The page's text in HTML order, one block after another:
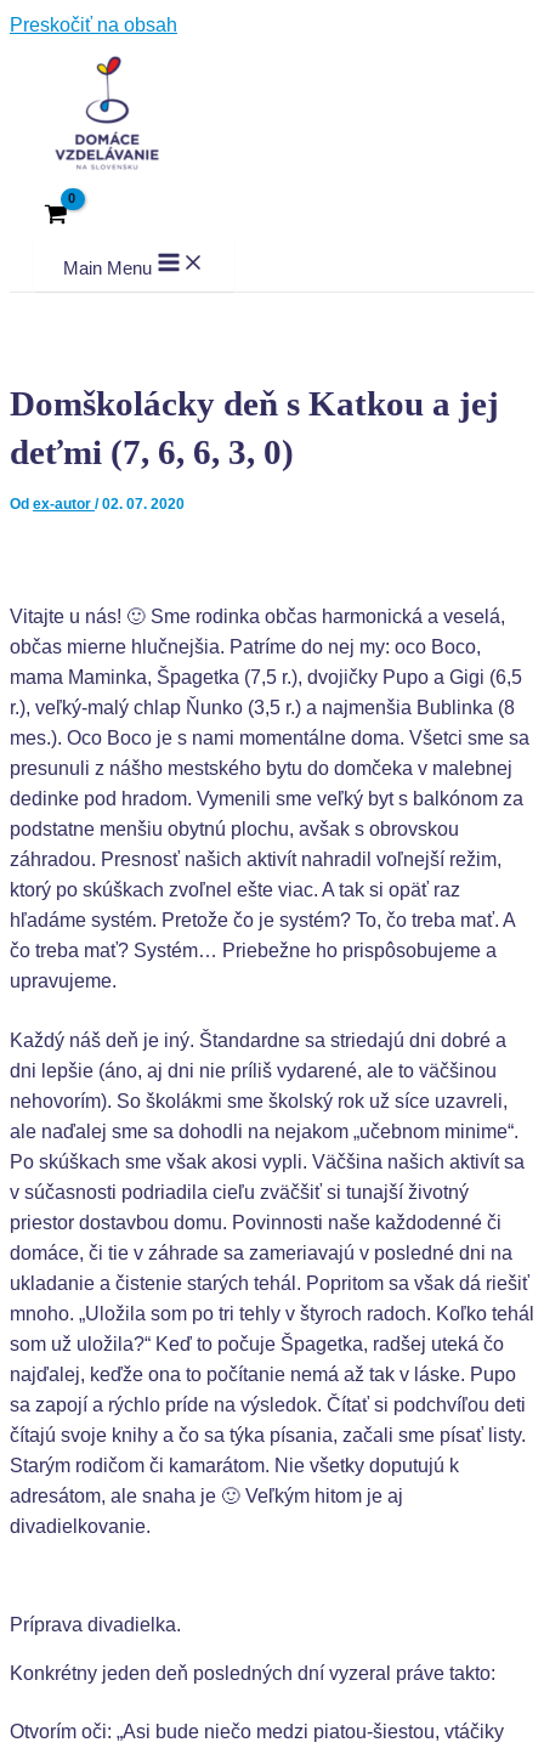
Preskočiť na obsah
Main Menu
Domškolácky deň s Katkou a jej
deťmi (7, 6, 6, 3, 0)
Od ex-autor /02. 07. 2020
Vitajte u nás! 🙂 Sme rodinka občas harmonická a veselá,
občas mierne hlučnejšia. Patríme do nej my: oco Boco,
mama Maminka, Špagetka (7,5 r.), dvojičky Pupo a Gigi (6,5
r.), veľký-malý chlap Ňunko (3,5 r.) a najmenšia Bublinka (8
mes.). Oco Boco je s nami momentálne doma. Všetci sme sa
presunuli z nášho mestského bytu do domčeka v malebnej
dedinke pod hradom. Vymenili sme veľký byt s balkónom za
podstatne menšiu obytnú plochu, avšak s obrovskou
záhradou. Presnosť našich aktivít nahradil voľnejší režim,
ktorý po skúškach zvoľnel ešte viac. A tak si opäť raz
hľadáme systém. Pretože čo je systém? To, čo treba mať. A
čo treba mať? Systém… Priebežne ho prispôsobujeme a
upravujeme.
Každý náš deň je iný. Štandardne sa striedajú dni dobré a
dni lepšie (áno, aj dni nie príliš vydarené, ale to väčšinou
nehovorím). So školákmi sme školský rok už síce uzavreli,
ale naďalej sme sa dohodli na nejakom „učebnom minime“.
Po skúškach sme však akosi vypli. Väčšina našich aktivít sa
v súčasnosti podriadila cieľu zväčšiť si tunajší životný
priestor dostavbou domu. Povinnosti naše každodenné či
domáce, či tie v záhrade sa zameriavajú v posledné dni na
ukladanie a čistenie starých tehál. Popritom sa však dá riešiť
mnoho. „Uložila som po tri tehly v štyroch radoch. Koľko tehál
som už uložila?“ Keď to počuje Špagetka, radšej uteká čo
najďalej, keďže ona to počítanie nemá až tak v láske. Pupo
sa zapojí a rýchlo príde na výsledok. Čítať si podchvíľou deti
čítajú svoje knihy a čo sa týka písania, začali sme písať listy.
Starým rodičom či kamarátom. Nie všetky doputujú k
adresátom, ale snaha je 🙂 Veľkým hitom je aj
divadielkovanie.
Príprava divadielka.
Konkrétny jeden deň posledných dní vyzeral práve takto:
Otvorím oči: „Asi bude niečo medzi piatou-šiestou, vtáčiky